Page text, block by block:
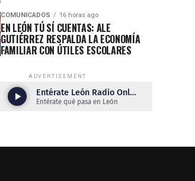
COMUNICADOS 16 horas ago
EN LEÓN TÚ SÍ CUENTAS: ALE
GUTIÉRREZ RESPALDA LA ECONOMÍA
FAMILIAR CON ÚTILES ESCOLARES
ADVERTISEMENT